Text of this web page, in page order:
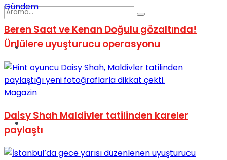
Türkiye
Müzik
View All Result
Gündem
Beren Saat ve Kenan Doğulu gözaltında!
Ünlülere uyuşturucu operasyonu
Magazin
Daisy Shah Maldivler tatilinden kareler
paylaştı